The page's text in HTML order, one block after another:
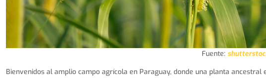
Fuente:
Bienvenidos al amplio campo agrícola en Paraguay, donde una planta